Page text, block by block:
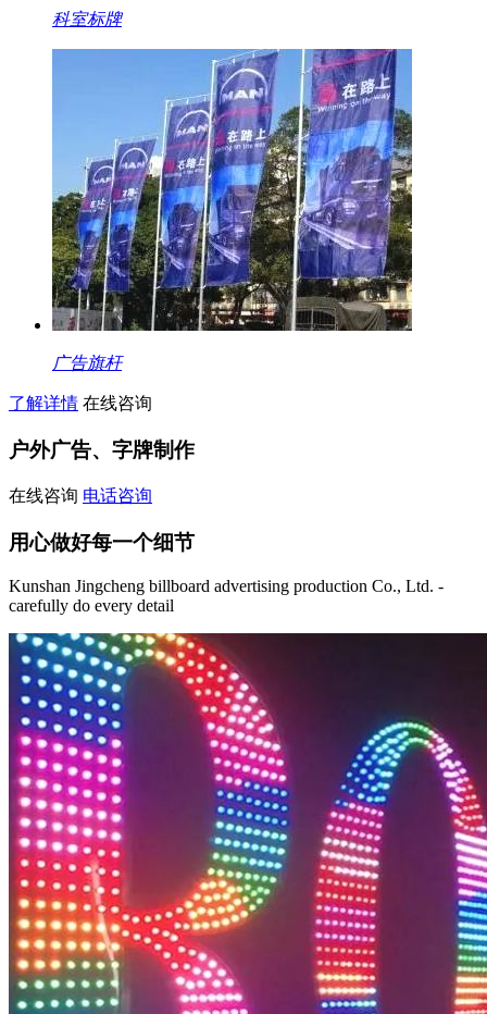
科室标牌
广告旗杆
了解详情 在线咨询
户外广告、字牌制作
在线咨询 电话咨询
用心做好每一个细节
Kunshan Jingcheng billboard advertising production Co., Ltd. -
carefully do every detail